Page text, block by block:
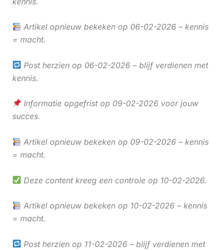
Artikel opnieuw bekeken op 06-02-2026 – kennis
= macht.
Post herzien op 06-02-2026 – blijf verdienen met
kennis.
Informatie opgefrist op 09-02-2026 voor jouw
succes.
Artikel opnieuw bekeken op 09-02-2026 – kennis
= macht.
Deze content kreeg een controle op 10-02-2026.
Artikel opnieuw bekeken op 10-02-2026 – kennis
= macht.
Post herzien op 11-02-2026 – blijf verdienen met